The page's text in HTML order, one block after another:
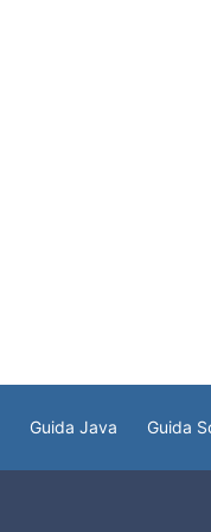
Guida Java Guida